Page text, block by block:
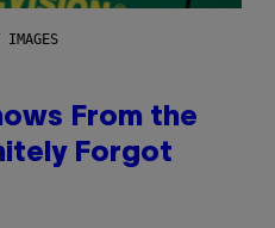
IMAGES
From the
Forgot